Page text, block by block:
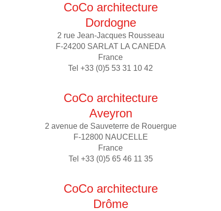
CoCo architecture
Dordogne
2 rue Jean-Jacques Rousseau
F-24200 SARLAT LA CANEDA
France
Tel +33 (0)5 53 31 10 42
CoCo architecture
Aveyron
2 avenue de Sauveterre de Rouergue
F-12800 NAUCELLE
France
Tel +33 (0)5 65 46 11 35
CoCo architecture
Drôme